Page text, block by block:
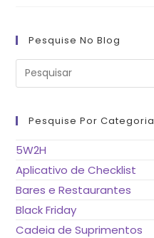
Pesquise No Blog
Pesquise Por Categoria
5W2H
Aplicativo de Checklist
Bares e Restaurantes
Black Friday
Cadeia de Suprimentos